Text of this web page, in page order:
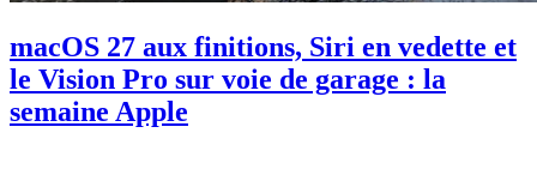
macOS 27 aux finitions, Siri en vedette et
le Vision Pro sur voie de garage : la
semaine Apple